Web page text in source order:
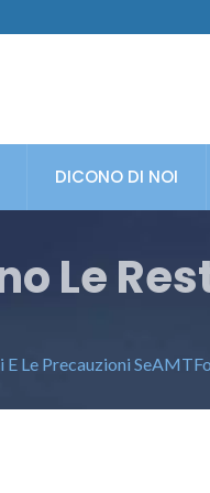
DICONO DI NOI
Le
E Le Precauzioni